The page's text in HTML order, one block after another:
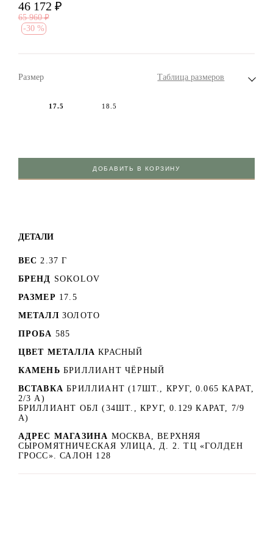
46 172 ₽
65 960 ₽
-30 %
Размер Таблица размеров
17.5 18.5
ДОБАВИТЬ В КОРЗИНУ
ДЕТАЛИ
ВЕС 2.37 Г
БРЕНД SOKOLOV
РАЗМЕР 17.5
МЕТАЛЛ ЗОЛОТО
ПРОБА 585
ЦВЕТ МЕТАЛЛА КРАСНЫЙ
КАМЕНЬ БРИЛЛИАНТ ЧЁРНЫЙ
ВСТАВКА БРИЛЛИАНТ (17ШТ., КРУГ, 0.065 КАРАТ,
2/3 А)
БРИЛЛИАНТ ОБЛ (34ШТ., КРУГ, 0.129 КАРАТ, 7/9
А)
АДРЕС МАГАЗИНА МОСКВА, ВЕРХНЯЯ
СЫРОМЯТНИЧЕСКАЯ УЛИЦА, Д. 2. ТЦ «ГОЛДЕН
ГРОСС». САЛОН 128